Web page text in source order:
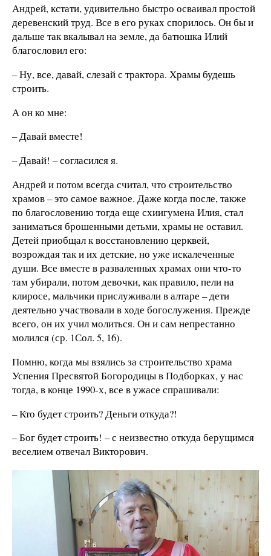
Андрей, кстати, удивительно быстро осваивал простой
деревенский труд. Все в его руках спорилось. Он бы и
дальше так вкалывал на земле, да батюшка Илий
благословил его:
– Ну, все, давай, слезай с трактора. Храмы будешь
строить.
А он ко мне:
– Давай вместе!
– Давай! – согласился я.
Андрей и потом всегда считал, что строительство
храмов – это самое важное. Даже когда после, также
по благословению тогда еще схиигумена Илия, стал
заниматься брошенными детьми, храмы не оставил.
Детей приобщал к восстановлению церквей,
возрождая так и их детские, но уже искалеченные
души. Все вместе в разваленных храмах они что-то
там убирали, потом девочки, как правило, пели на
клиросе, мальчики прислуживали в алтаре – дети
деятельно участвовали в ходе богослужения. Прежде
всего, он их учил молиться. Он и сам непрестанно
молился (ср. 1Сол. 5, 16).
Помню, когда мы взялись за строительство храма
Успения Пресвятой Богородицы в Подборках, у нас
тогда, в конце 1990-х, все в ужасе спрашивали:
– Кто будет строить? Деньги откуда?!
– Бог будет строить! – с неизвестно откуда берущимся
веселием отвечал Викторович.